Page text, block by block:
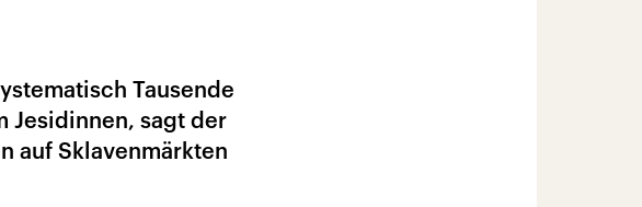
Tausende
Jesidinnen, sagt der
auf Sklavenmärkten